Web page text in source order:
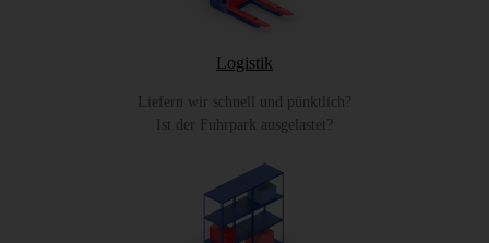
Logistik
Liefern wir schnell und pünktlich?
Ist der Fuhrpark ausgelastet?